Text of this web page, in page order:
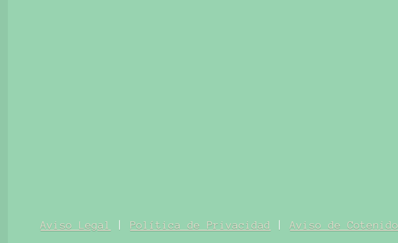
Aviso Legal Política de Privacidad |Aviso de Cotenido